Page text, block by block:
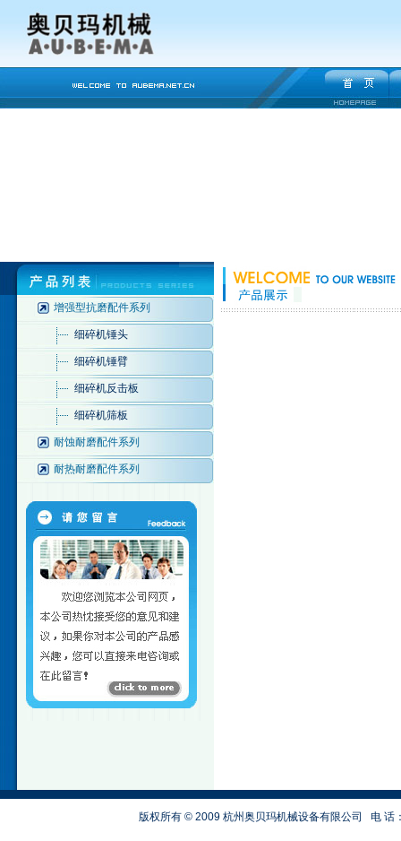
增强型抗磨配件系列
细碎机锤头
细碎机锤臂
细碎机反击板
细碎机筛板
耐蚀耐磨配件系列
耐热耐磨配件系列
版权所有 © 2009 杭州奥贝玛机械设备有限公司 电 话